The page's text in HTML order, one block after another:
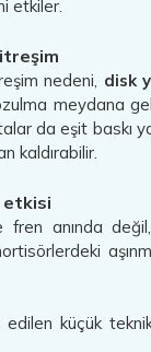
etkiler.
nedeni, disk
meydana
da eşit baskı
kaldırabilir.
etkisi
anında
küçük